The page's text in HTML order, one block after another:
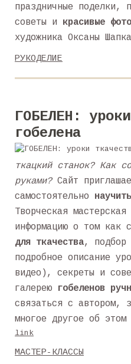
праздничные поделки,
советы и красивые
художника Оксаны
РУКОДЕЛИЕ
ГОБЕЛЕН:
гобелена
ткацкий станок? Как
руками?Сайт
самостоятельно
Творческая
информацию о том как
для ткачества, подбор
подробное описание
видео), секреты и
галерею
гобеленов
связаться с автором,
многое другое об этом
link
МАСТЕР-КЛАССЫ